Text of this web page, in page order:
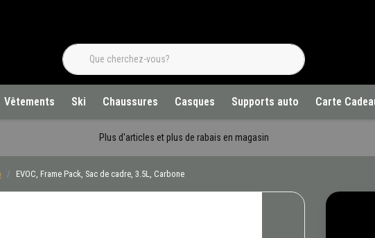
Vêtements Ski Chaussures Casques Supports auto Carte
Plus d'articles et plus de rabais en magasin
EVOC, Frame Pack, Sac de cadre, 3.5L, Carbone